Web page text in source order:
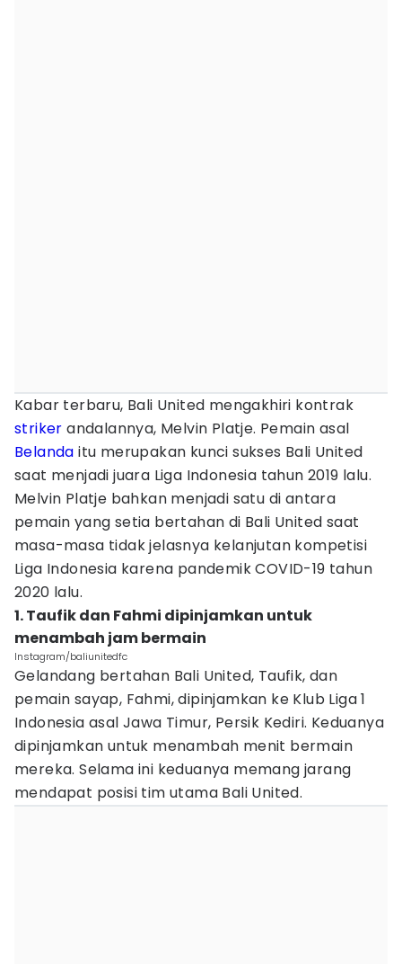
Kabar terbaru, Bali United mengakhiri kontrak
striker andalannya, Melvin Platje. Pemain asal
Belanda itu merupakan kunci sukses Bali United
saat menjadi juara Liga Indonesia tahun 2019 lalu.
Melvin Platje bahkan menjadi satu di antara
pemain yang setia bertahan di Bali United saat
masa-masa tidak jelasnya kelanjutan kompetisi
Liga Indonesia karena pandemik COVID-19 tahun
2020 lalu.
1. Taufik dan Fahmi dipinjamkan untuk
menambah jam bermain
Instagram/baliunitedfc
Gelandang bertahan Bali United, Taufik, dan
pemain sayap, Fahmi, dipinjamkan ke Klub Liga 1
Indonesia asal Jawa Timur, Persik Kediri. Keduanya
dipinjamkan untuk menambah menit bermain
mereka. Selama ini keduanya memang jarang
mendapat posisi tim utama Bali United.